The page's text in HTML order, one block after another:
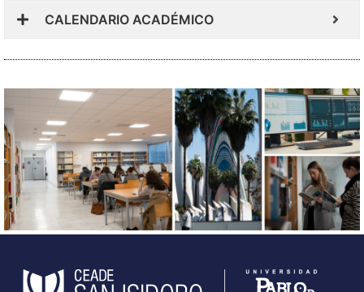
CALENDARIO ACADÉMICO